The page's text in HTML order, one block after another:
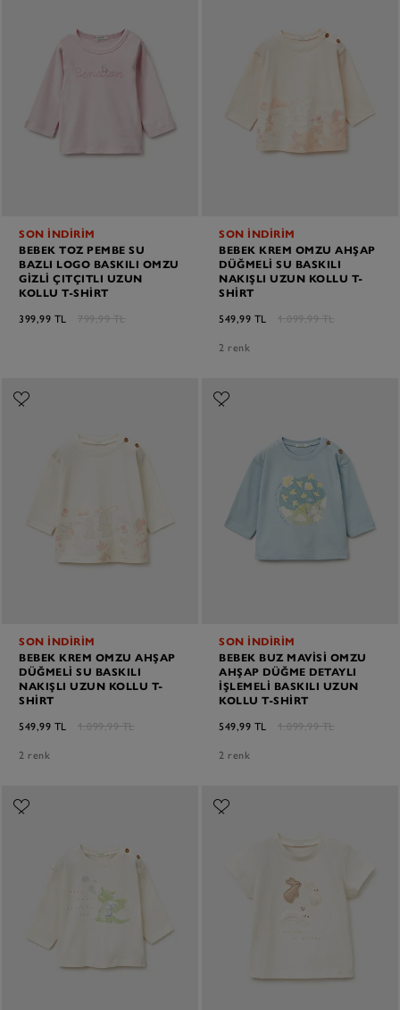
SON İNDİRİM
BEBEK TOZ PEMBE SU
BAZLI LOGO BASKILI OMZU
GIZLI ÇITÇITLI UZUN
KOLLU T-SHIRT
399,99 TL
799,99 TL
SON İNDİRİM
BEBEK KREM OMZU AHŞAP
DÜĞMELI SU BASKILI
NAKIŞLI UZUN KOLLU T-
SHIRT
549,99 TL
1.099,99 TL
2 renk
SON İNDİRİM
BEBEK KREM OMZU AHŞAP
DÜĞMELI SU BASKILI
NAKIŞLI UZUN KOLLU T-
SHIRT
549,99 TL
1.099,99 TL
2 renk
SON İNDİRİM
BEBEK BUZ MAVISI OMZU
AHŞAP DÜĞME DETAYLI
İŞLEMELI BASKILI UZUN
KOLLU T-SHIRT
549,99 TL
1.099,99 TL
2 renk